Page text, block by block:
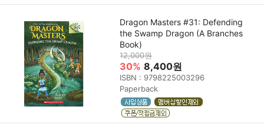
Dragon Masters #31: Defending
the Swamp Dragon (A Branches
Book)
12,000원
30% 8,400원
ISBN : 9798225003296
Paperback